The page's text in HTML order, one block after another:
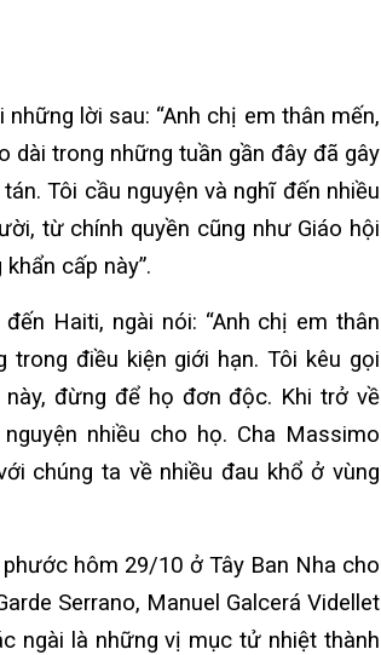
lời sau: “Anh chị em thân mến,
dài trong những tuần gần đây đã gây
Tôi cầu nguyện và nghĩ đến nhiều
từ chính quyền cũng như Giáo hội
cấp này”.
Haiti, ngài nói: “Anh chị em thân
điều kiện giới hạn. Tôi kêu gọi
đừng để họ đơn độc. Khi trở về
nhiều cho họ. Cha Massimo
chúng ta về nhiều đau khổ ở vùng
hôm 29/10 ở Tây Ban Nha cho
Serrano, Manuel Galcerá Videllet
ngài là những vị mục tử nhiệt thành